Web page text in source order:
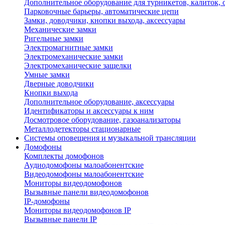
Дополнительное оборудование для турникетов, калиток,
Парковочные барьеры, автоматические цепи
Замки, доводчики, кнопки выхода, аксессуары
Механические замки
Ригельные замки
Электромагнитные замки
Электромеханические замки
Электромеханические защелки
Умные замки
Дверные доводчики
Кнопки выхода
Дополнительное оборудование, аксессуары
Идентификаторы и аксессуары к ним
Досмотровое оборудование, газоанализаторы
Металлодетекторы стационарные
Системы оповещения и музыкальной трансляции
Домофоны
Комплекты домофонов
Аудиодомофоны малоабонентские
Видеодомофоны малоабонентские
Мониторы видеодомофонов
Вызывные панели видеодомофонов
IP-домофоны
Мониторы видеодомофонов IP
Вызывные панели IP